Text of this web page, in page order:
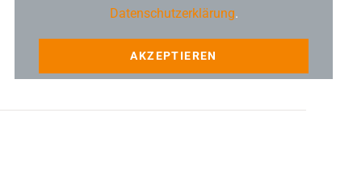
Datenschutzerklärung.
AKZEPTIEREN